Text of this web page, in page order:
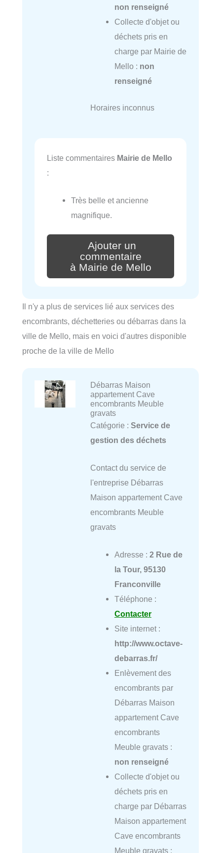
non renseigné
Collecte d'objet ou
déchets pris en
charge par Mairie de
Mello : non
renseigné
Horaires inconnus
Liste commentaires Mairie de Mello
:
Très belle et ancienne
magnifique.
Ajouter un
commentaire
à Mairie de Mello
Il n'y a plus de services lié aux services des
encombrants, déchetteries ou débarras dans la
ville de Mello, mais en voici d'autres disponible
proche de la ville de Mello
Débarras Maison
appartement Cave
encombrants Meuble
gravats
Catégorie : Service de
gestion des déchets
Contact du service de
l'entreprise Débarras
Maison appartement Cave
encombrants Meuble
gravats
Adresse : 2 Rue de
la Tour, 95130
Franconville
Téléphone :
Contacter
Site internet :
http://www.octave-
debarras.fr/
Enlèvement des
encombrants par
Débarras Maison
appartement Cave
encombrants
Meuble gravats :
non renseigné
Collecte d'objet ou
déchets pris en
charge par Débarras
Maison appartement
Cave encombrants
Meuble gravats :